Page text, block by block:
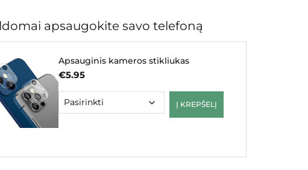
apsaugokite savo telefoną
Apsauginis kameros stikliukas
€5.95
Į KREPŠELĮ